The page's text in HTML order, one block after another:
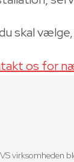
skal
os for
virksomheden